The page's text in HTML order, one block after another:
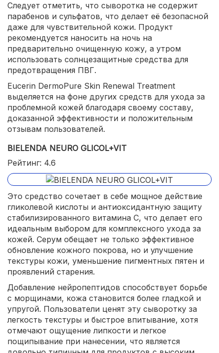
Следует отметить, что сыворотка не содержит
парабенов и сульфатов, что делает её безопасной
даже для чувствительной кожи. Продукт
рекомендуется наносить на ночь на
предварительно очищенную кожу, а утром
использовать солнцезащитные средства для
предотвращения ПВГ.
Eucerin DermoPure Skin Renewal Treatment
выделяется на фоне других средств для ухода за
проблемной кожей благодаря своему составу,
доказанной эффективности и положительным
отзывам пользователей.
BIELENDA NEURO GLICOL+VIT
Рейтинг: 4.6
Это средство сочетает в себе мощное действие
гликолевой кислоты и антиоксидантную защиту
стабилизированного витамина C, что делает его
идеальным выбором для комплексного ухода за
кожей. Серум обещает не только эффективное
обновление кожного покрова, но и улучшение
текстуры кожи, уменьшение пигментных пятен и
проявлений старения.
Добавление нейропептидов способствует борьбе
с морщинами, кожа становится более гладкой и
упругой. Пользователи ценят эту сыворотку за
легкость текстуры и быстрое впитывание, хотя
отмечают ощущение липкости и легкое
пощипывание при нанесении, что является